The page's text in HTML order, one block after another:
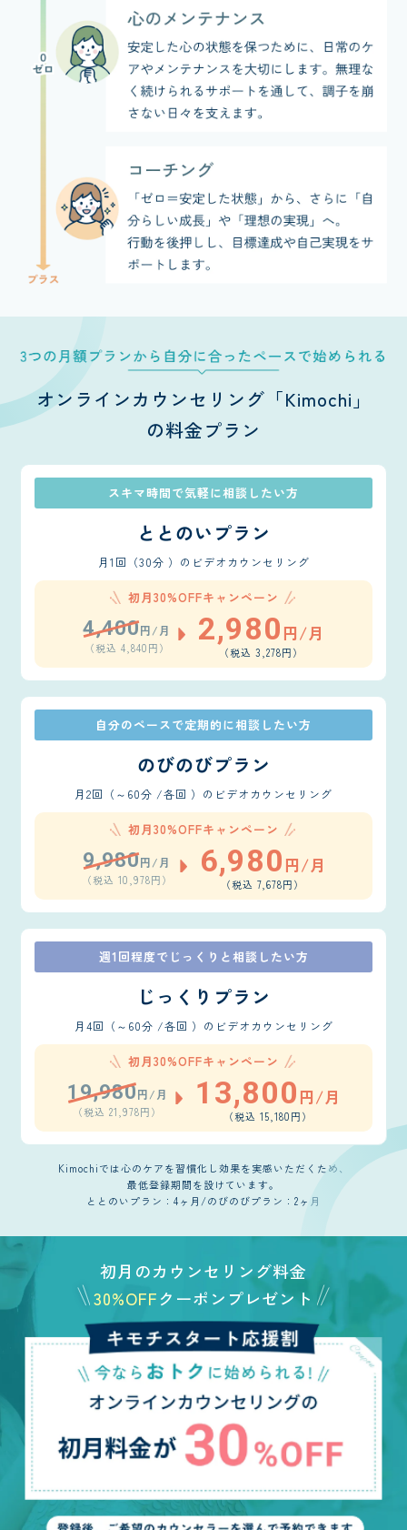
オンラインカウンセリング「Kimochi」
の料金プラン
スキマ時間で気軽に相談したい方
ととのいプラン
月1回（30分 ）のビデオカウンセリング
初月30%OFFキャンペーン
4,400円/月
（税込 4,840円）
2,980 円/月
（税込 3,278円）
自分のペースで定期的に相談したい方
のびのびプラン
月2回（～60分 /各回 ）のビデオカウンセリング
初月30%OFFキャンペーン
9,980円/月
（税込 10,978円）
6,980 円/月
（税込 7,678円）
週1回程度でじっくりと相談したい方
じっくりプラン
月4回（～60分 /各回 ）のビデオカウンセリング
初月30%OFFキャンペーン
19,980円/月
（税込 21,978円）
13,800 円/月
（税込 15,180円）
Kimochiでは心のケアを習慣化し効果を実感いただくため、
最低登録期間を設けています。
ととのいプラン：4ヶ月/のびのびプラン：2ヶ月
初月のカウンセリング料金
30%OFFクーポンプレゼント